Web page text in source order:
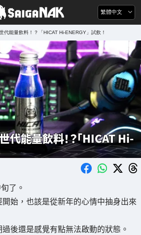
繁體中文
代能量飲料！？「HICAT Hi-ENERGY」試飲！
代能量飲料！？「HICAT Hi-
了。
始，也該是從新年的心情中抽身出來
後還是感覺有點無法啟動的狀態。